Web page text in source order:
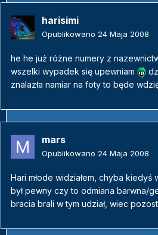
harisimi
Opublikowano 24 Maja 2008
he he już różne numery z
wszelki wypadek się upewniam
znalazła namiar na foty to będe
mars
Opublikowano 24 Maja 2008
Hari młode widziałem, chyba kiedyś
był pewny czy to odmiana barwna/
bracia brali w tym udział, wiec